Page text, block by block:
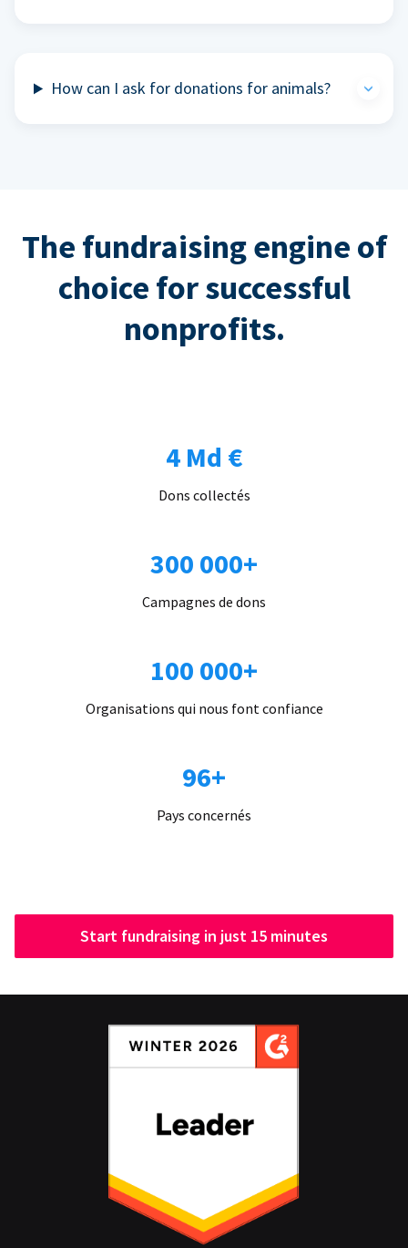
How can I ask for donations for animals?
The fundraising engine of
choice for successful
nonprofits.
4 Md €
Dons collectés
300 000+
Campagnes de dons
100 000+
Organisations qui nous font confiance
96+
Pays concernés
Start fundraising in just 15 minutes